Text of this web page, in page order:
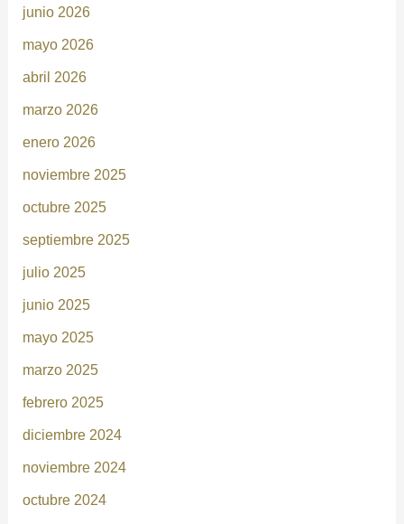
junio 2026
mayo 2026
abril 2026
marzo 2026
enero 2026
noviembre 2025
octubre 2025
septiembre 2025
julio 2025
junio 2025
mayo 2025
marzo 2025
febrero 2025
diciembre 2024
noviembre 2024
octubre 2024